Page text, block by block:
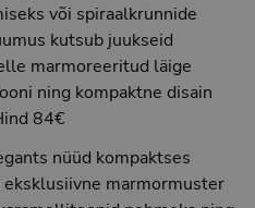
või spiraalkrunnide
kutsub juukseid
marmoreeritud läige
ning kompaktne disain
84€
nüüd kompaktses
marmormuster